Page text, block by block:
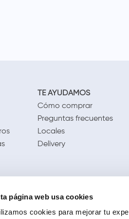
página web usa cookies
cookies para mejorar tu
TE AYUDAMOS
Cómo comprar
Preguntas frecuentes
Locales
Delivery